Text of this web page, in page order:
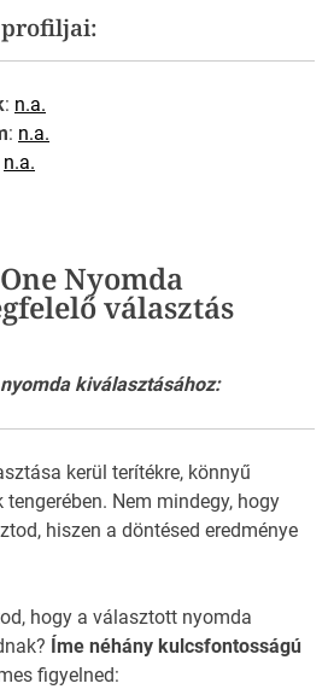
profiljai:
: n.a.
: n.a.
n.a.
Nyomda
választás
kiválasztásához:
kerül terítékre, könnyű
Nem mindegy, hogy
hiszen a döntésed eredménye
hogy a választott nyomda
Íme néhány kulcsfontosságú
figyelned: